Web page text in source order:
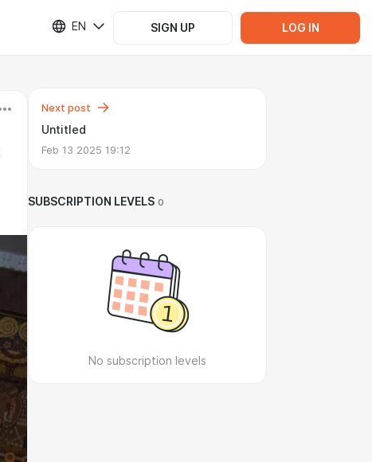
EN SIGN UP LOG IN
Next post
Untitled
Feb 13 2025 19:12
SUBSCRIPTION LEVELS 0
No subscription levels